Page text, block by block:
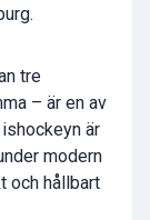
tre
– är en av
är
modern
och hållbart